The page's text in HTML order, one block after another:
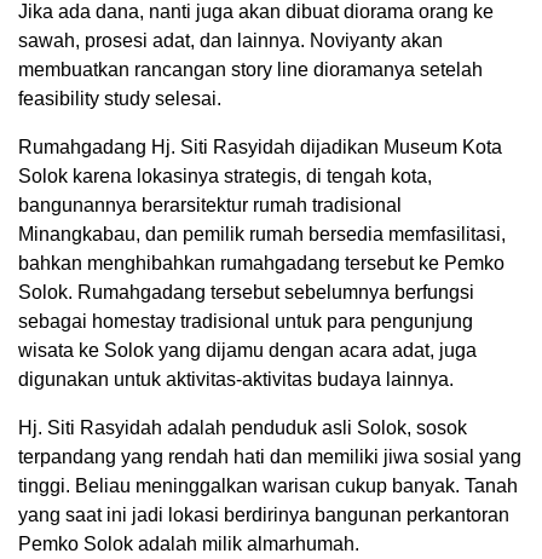
Jika ada dana, nanti juga akan dibuat diorama orang ke
sawah, prosesi adat, dan lainnya. Noviyanty akan
membuatkan rancangan story line dioramanya setelah
feasibility study selesai.
Rumahgadang Hj. Siti Rasyidah dijadikan Museum Kota
Solok karena lokasinya strategis, di tengah kota,
bangunannya berarsitektur rumah tradisional
Minangkabau, dan pemilik rumah bersedia memfasilitasi,
bahkan menghibahkan rumahgadang tersebut ke Pemko
Solok. Rumahgadang tersebut sebelumnya berfungsi
sebagai homestay tradisional untuk para pengunjung
wisata ke Solok yang dijamu dengan acara adat, juga
digunakan untuk aktivitas-aktivitas budaya lainnya.
Hj. Siti Rasyidah adalah penduduk asli Solok, sosok
terpandang yang rendah hati dan memiliki jiwa sosial yang
tinggi. Beliau meninggalkan warisan cukup banyak. Tanah
yang saat ini jadi lokasi berdirinya bangunan perkantoran
Pemko Solok adalah milik almarhumah.